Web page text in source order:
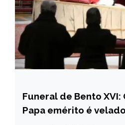
INTERNACIONAL
NOTÍCIAS
Funeral de Bento XVI:
Papa emérito é